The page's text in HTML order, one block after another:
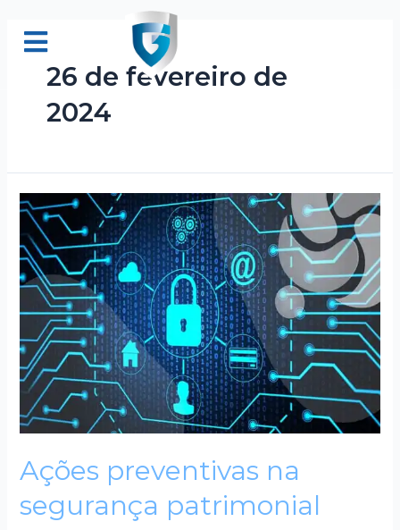
para
conteúdo26 de fevereiro de
2024
Ações preventivas na
segurança patrimonial
Ações
preventivas
na
segurança
patrimonial